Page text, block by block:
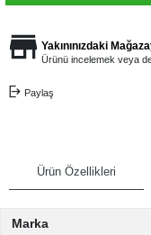
Yakınınızdaki
Ürünü incelemek veya
Paylaş
Ürün Özellikleri
Marka